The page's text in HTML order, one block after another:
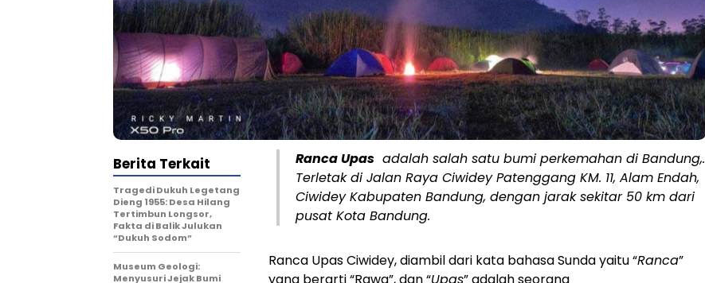
Ranca Upas adalah salah satu bumi perkemahan di Bandung,.
Terletak di Jalan Raya Ciwidey Patenggang KM. 11, Alam Endah,
Ciwidey Kabupaten Bandung, dengan jarak sekitar 50 km dari
pusat Kota Bandung.
Ranca Upas Ciwidey, diambil dari kata bahasa Sunda yaitu “Ranca”
yang berarti “Rawa”, dan “Upas” adalah seorang
Berita Terkait
Tragedi Dukuh Legetang
Dieng 1955: Desa Hilang
Tertimbun Longsor,
Fakta di Balik Julukan
“Dukuh Sodom”
Museum Geologi:
Menyusuri Jejak Bumi